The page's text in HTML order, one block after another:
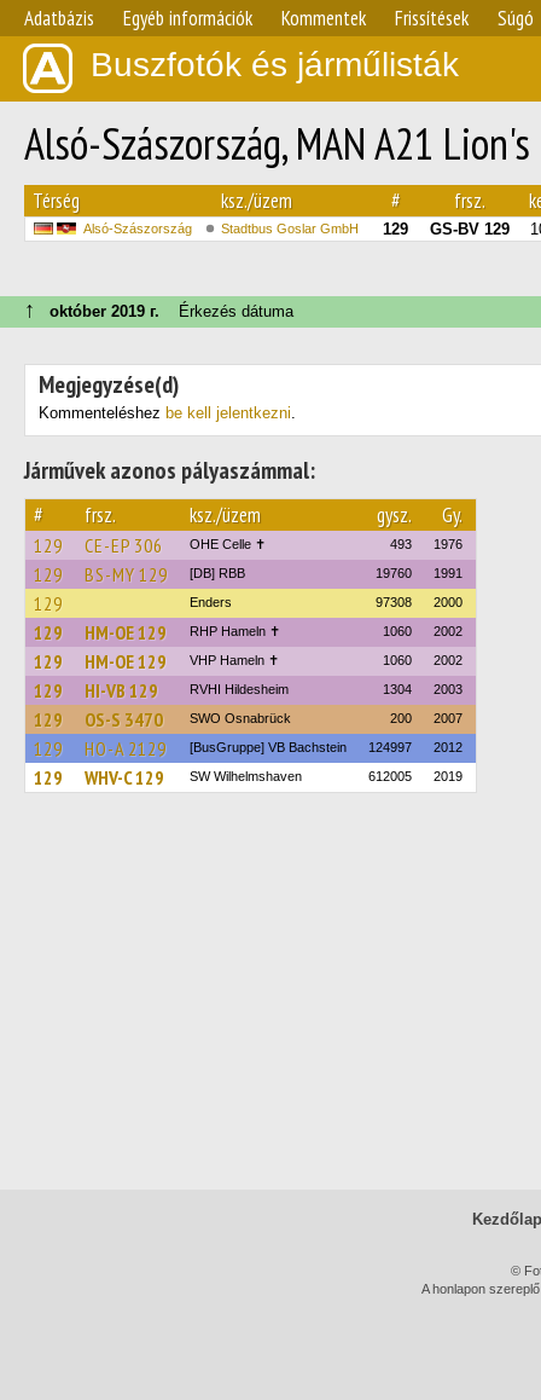
Adatbázis Egyéb információk Kommentek Frissítések Súgó
Buszfotók és járműlisták
Alsó-Szászország, MAN A21
Térség ksz./üzem # frsz.
Alsó-Szászország Stadtbus Goslar GmbH 129 GS-BV 129
↑ október 2019 г. Érkezés dátuma
Megjegyzése(d)
Kommenteléshez be kell jelentkezni.
Járművek azonos pályaszámmal:
# frsz. ksz./üzem gysz. Gy.
129 CE-EP 306 OHE Celle ✝ 493 1976
129 BS-MY 129 [DB] RBB 19760 1991
129 Enders 97308 2000
129 HM-OE 129 RHP Hameln ✝ 1060 2002
129 HM-OE 129 VHP Hameln ✝ 1060 2002
129 HI-VB 129 RVHI Hildesheim 1304 2003
129 OS-S 3470 SWO Osnabrück 200 2007
129 HO-A 2129 [BusGruppe] VB Bachstein 124997 2012
129 WHV-C 129 SW Wilhelmshaven 612005 2019
Kezdőlap
©
A honlapon